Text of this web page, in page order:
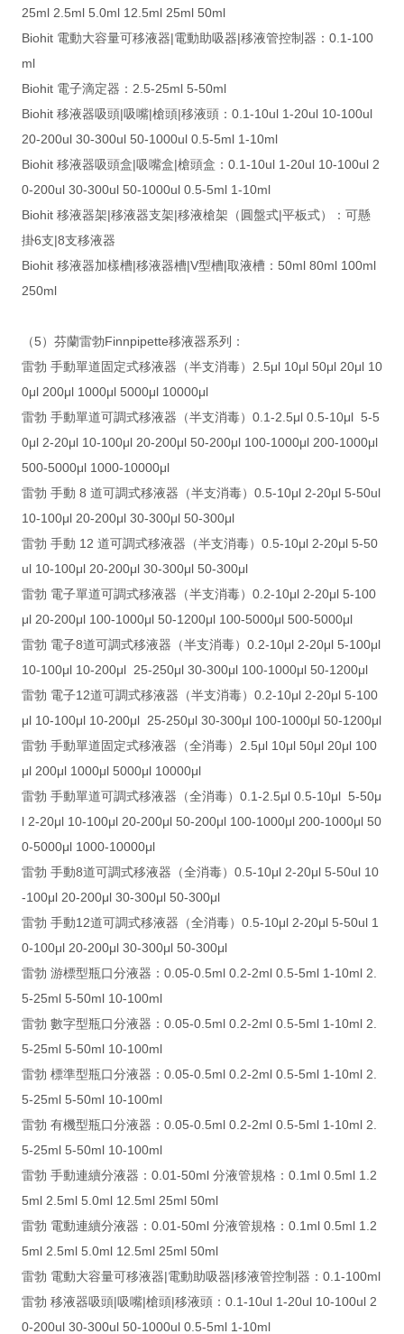
25ml 2.5ml 5.0ml 12.5ml 25ml 50ml
Biohit 電動大容量可移液器|電動助吸器|移液管控制器：0.1-100
ml
Biohit 電子滴定器：2.5-25ml 5-50ml
Biohit 移液器吸頭|吸嘴|槍頭|移液頭：0.1-10ul 1-20ul 10-100ul
20-200ul 30-300ul 50-1000ul 0.5-5ml 1-10ml
Biohit 移液器吸頭盒|吸嘴盒|槍頭盒：0.1-10ul 1-20ul 10-100ul 2
0-200ul 30-300ul 50-1000ul 0.5-5ml 1-10ml
Biohit 移液器架|移液器支架|移液槍架（圓盤式|平板式）：可懸
掛6支|8支移液器
Biohit 移液器加樣槽|移液器槽|V型槽|取液槽：50ml 80ml 100ml
250ml
（5）芬蘭雷勃Finnpipette移液器系列：
雷勃 手動單道固定式移液器（半支消毒）2.5μl 10μl 50μl 20μl 10
0μl 200μl 1000μl 5000μl 10000μl
雷勃 手動單道可調式移液器（半支消毒）0.1-2.5μl 0.5-10μl 5-5
0μl 2-20μl 10-100μl 20-200μl 50-200μl 100-1000μl 200-1000μl
500-5000μl 1000-10000μl
雷勃 手動 8 道可調式移液器（半支消毒）0.5-10μl 2-20μl 5-50ul
10-100μl 20-200μl 30-300μl 50-300μl
雷勃 手動 12 道可調式移液器（半支消毒）0.5-10μl 2-20μl 5-50
ul 10-100μl 20-200μl 30-300μl 50-300μl
雷勃 電子單道可調式移液器（半支消毒）0.2-10μl 2-20μl 5-100
μl 20-200μl 100-1000μl 50-1200μl 100-5000μl 500-5000μl
雷勃 電子8道可調式移液器（半支消毒）0.2-10μl 2-20μl 5-100μl
10-100μl 10-200μl 25-250μl 30-300μl 100-1000μl 50-1200μl
雷勃 電子12道可調式移液器（半支消毒）0.2-10μl 2-20μl 5-100
μl 10-100μl 10-200μl 25-250μl 30-300μl 100-1000μl 50-1200μl
雷勃 手動單道固定式移液器（全消毒）2.5μl 10μl 50μl 20μl 100
μl 200μl 1000μl 5000μl 10000μl
雷勃 手動單道可調式移液器（全消毒）0.1-2.5μl 0.5-10μl 5-50μ
l 2-20μl 10-100μl 20-200μl 50-200μl 100-1000μl 200-1000μl 50
0-5000μl 1000-10000μl
雷勃 手動8道可調式移液器（全消毒）0.5-10μl 2-20μl 5-50ul 10
-100μl 20-200μl 30-300μl 50-300μl
雷勃 手動12道可調式移液器（全消毒）0.5-10μl 2-20μl 5-50ul 1
0-100μl 20-200μl 30-300μl 50-300μl
雷勃 游標型瓶口分液器：0.05-0.5ml 0.2-2ml 0.5-5ml 1-10ml 2.
5-25ml 5-50ml 10-100ml
雷勃 數字型瓶口分液器：0.05-0.5ml 0.2-2ml 0.5-5ml 1-10ml 2.
5-25ml 5-50ml 10-100ml
雷勃 標準型瓶口分液器：0.05-0.5ml 0.2-2ml 0.5-5ml 1-10ml 2.
5-25ml 5-50ml 10-100ml
雷勃 有機型瓶口分液器：0.05-0.5ml 0.2-2ml 0.5-5ml 1-10ml 2.
5-25ml 5-50ml 10-100ml
雷勃 手動連續分液器：0.01-50ml 分液管規格：0.1ml 0.5ml 1.2
5ml 2.5ml 5.0ml 12.5ml 25ml 50ml
雷勃 電動連續分液器：0.01-50ml 分液管規格：0.1ml 0.5ml 1.2
5ml 2.5ml 5.0ml 12.5ml 25ml 50ml
雷勃 電動大容量可移液器|電動助吸器|移液管控制器：0.1-100ml
雷勃 移液器吸頭|吸嘴|槍頭|移液頭：0.1-10ul 1-20ul 10-100ul 2
0-200ul 30-300ul 50-1000ul 0.5-5ml 1-10ml